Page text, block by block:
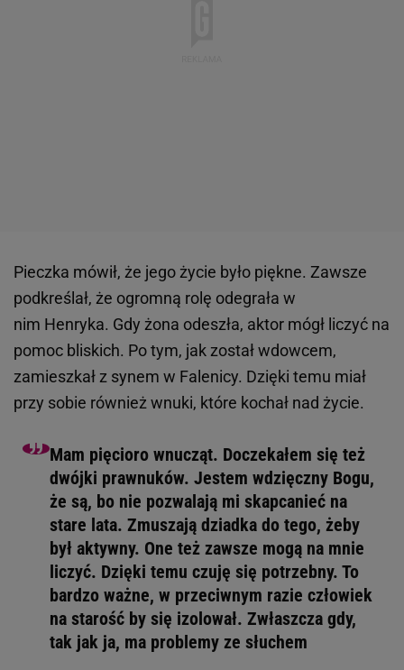
Pieczka mówił, że jego życie było piękne. Zawsze
podkreślał, że ogromną rolę odegrała w
nim Henryka. Gdy żona odeszła, aktor mógł liczyć na
pomoc bliskich. Po tym, jak został wdowcem,
zamieszkał z synem w Falenicy. Dzięki temu miał
przy sobie również wnuki, które kochał nad życie.
Mam pięcioro wnucząt. Doczekałem się też
dwójki prawnuków. Jestem wdzięczny Bogu,
że są, bo nie pozwalają mi skapcanieć na
stare lata. Zmuszają dziadka do tego, żeby
był aktywny. One też zawsze mogą na mnie
liczyć. Dzięki temu czuję się potrzebny. To
bardzo ważne, w przeciwnym razie człowiek
na starość by się izolował. Zwłaszcza gdy,
tak jak ja, ma problemy ze słuchem